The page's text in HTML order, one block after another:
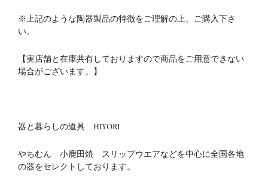
※上記のような陶器製品の特徴をご理解の上、ご購入下さ
い。
【実店舗と在庫共有しておりますので商品をご用意できない
場合がございます。】
器と暮らしの道具 HIYORI
やちむん 小鹿田焼 スリップウエアなどを中心に全国各地
の器をセレクトしております。